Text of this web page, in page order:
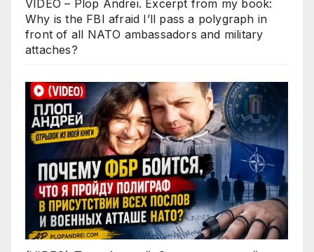
VIDEO – Plop Andrei. Excerpt from my book:
Why is the FBI afraid I’ll pass a polygraph in
front of all NATO ambassadors and military
attaches?